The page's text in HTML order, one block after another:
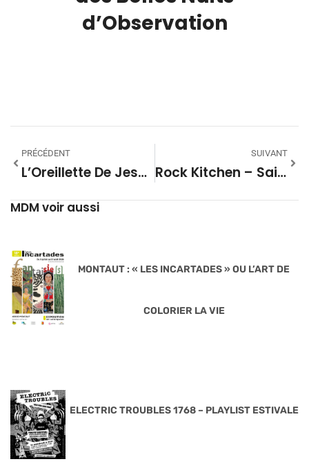
d’Observation
PRÉCÉDENT
L’Oreillette De Jess – Saison 02 #08
SUIVANT
Rock Kitchen – Saison 01 #08
MDM voir aussi
MONTAUT : « LES INCARTADES » OU L’ART DE
COLORIER LA VIE
ELECTRIC TROUBLES 1768 – PLAYLIST ESTIVALE